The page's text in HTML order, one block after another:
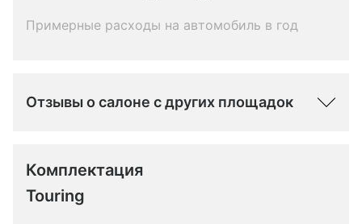
Примерные расходы на автомобиль в год
Отзывы о салоне с других площадок
Комплектация
Touring